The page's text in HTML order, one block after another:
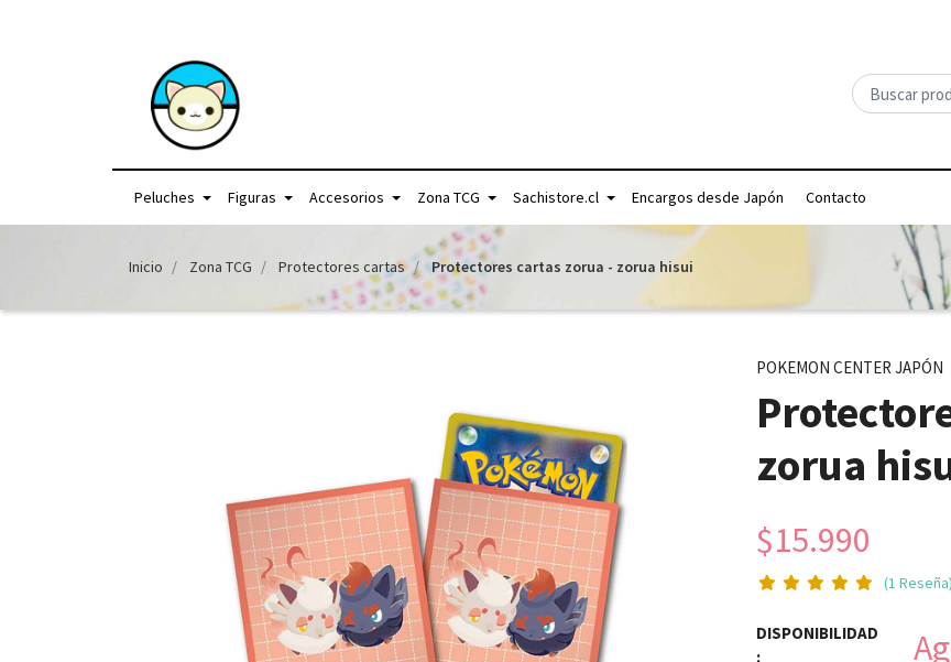
Peluches Figuras Accesorios Zona TCG Sachistore.cl Encargos desde Japón Contacto
Inicio Zona TCG Protectores cartas Protectores cartas zorua - zorua hisui
POKEMON CENTER JAPÓN
zorua
$15.990
(1 Reseña)
DISPONIBILIDAD
: